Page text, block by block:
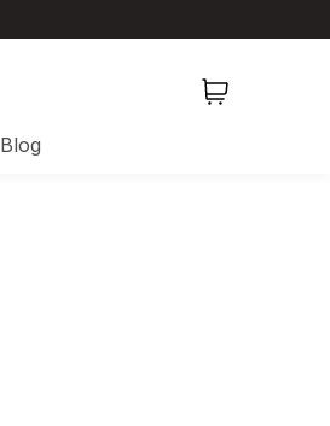
Blog